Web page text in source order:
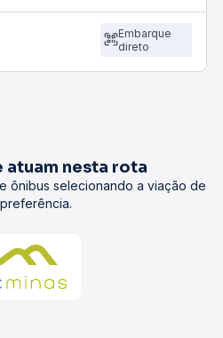
Embarque
direto
atuam nesta rota
ônibus selecionando a viação de